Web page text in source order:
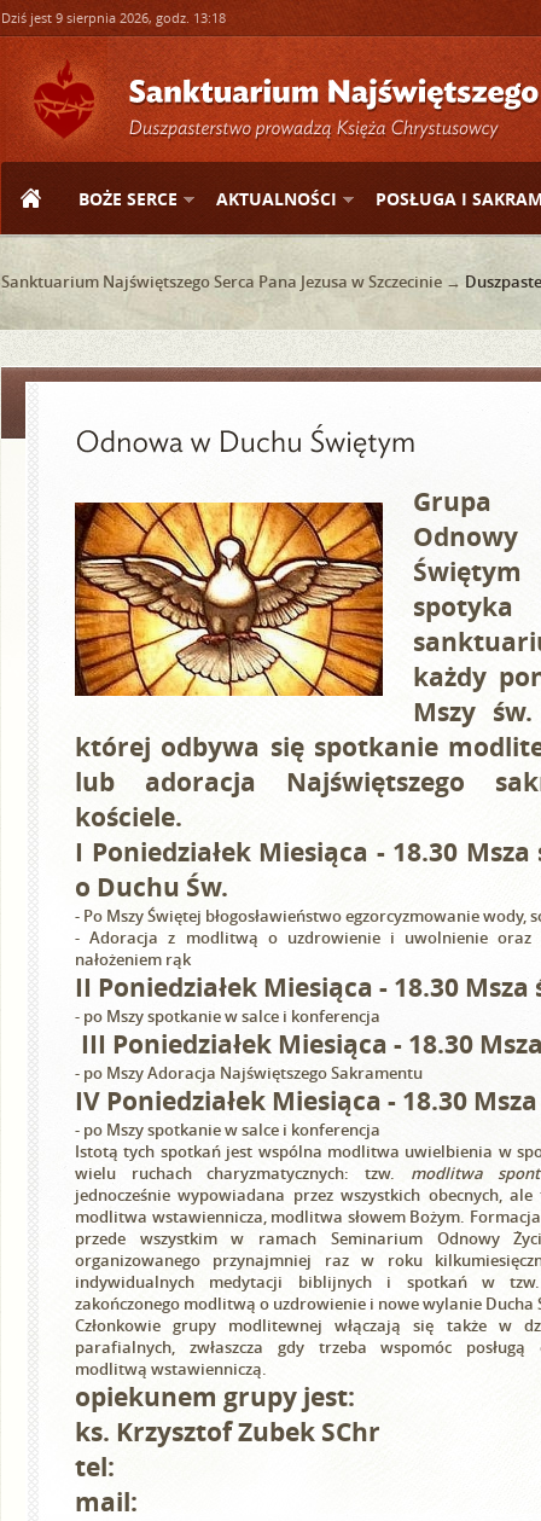
Dziś jest 9 sierpnia 2026, godz. 13:18
BOŻE SERCE AKTUALNOŚCI POSŁUGA I
Sanktuarium Najświętszego Serca Pana Jezusa w Szczecinie →
Grupa
każdy
Mszy
której odbywa się spotkanie
lub adoracja Najświętszego
kościele.
I Poniedziałek Miesiąca - 18.30
o Duchu Św.
- Po Mszy Świętej błogosławieństwo egzorcyzmowanie wody,
- Adoracja z modlitwą o uzdrowienie i uwolnienie oraz
nałożeniem rąk
II Poniedziałek Miesiąca - 18.30 Msza
- po Mszy spotkanie w salce i konferencja
III Poniedziałek Miesiąca - 18.30
- po Mszy Adoracja Najświętszego Sakramentu
IV Poniedziałek Miesiąca - 18.30
- po Mszy spotkanie w salce i konferencja
Istotą tych spotkań jest wspólna modlitwa uwielbienia w
wielu ruchach charyzmatycznych: tzw. modlitwa
jednocześnie wypowiadana przez wszystkich obecnych,
modlitwa wstawiennicza, modlitwa słowem Bożym.
przede wszystkim w ramach Seminarium Odnowy
organizowanego przynajmniej raz w roku
indywidualnych medytacji biblijnych i spotkań w
zakończonego modlitwą o uzdrowienie i nowe wylanie Ducha
Członkowie grupy modlitewnej włączają się także w
parafialnych, zwłaszcza gdy trzeba wspomóc posługą
modlitwą wstawienniczą.
opiekunem grupy jest:
ks. Krzysztof Zubek SChr
tel:
mail: